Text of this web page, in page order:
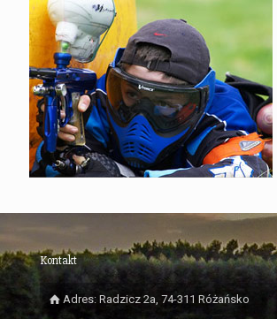
Kontakt
Adres: Radzicz 2a, 74-311 Różańsko